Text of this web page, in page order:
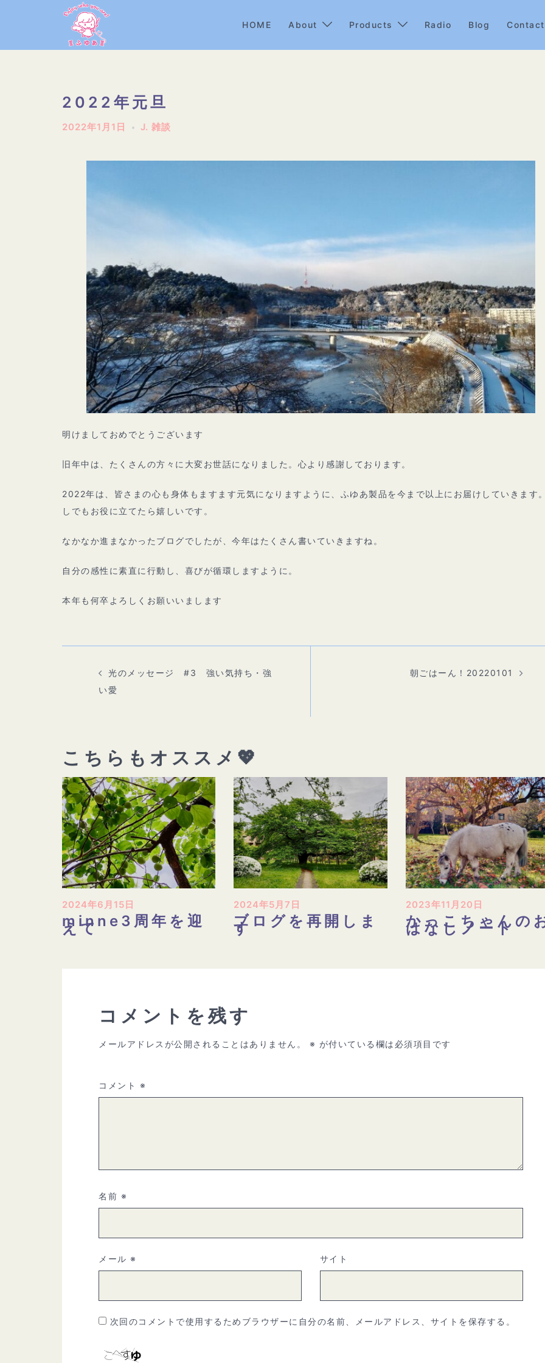
HOME About Products Radio Blog Contact
2022年元旦
2022年1月1日 J. 雑談
明けましておめでとうございます
旧年中は、たくさんの方々に大変お世話になりました。心より感謝しております。
2022年は、皆さまの心も身体もますます元気になりますように、ふゆあ製品を今まで以上にお届けしていきます
しでもお役に立てたら嬉しいです。
なかなか進まなかったブログでしたが、今年はたくさん書いていきますね。
自分の感性に素直に行動し、喜びが循環しますように。
本年も何卒よろしくお願いいまします
投
光のメッセージ #3 強い気持ち・強
い愛
朝ごはーん！20220101
こちらもオススメ💖
2024年6月15日
minne3周年を迎
えて
2024年5月7日
ブログを再開しま
す
2023年11月20日
かっこちゃんの
はなしノート
コメントを残す
メールアドレスが公開されることはありません。 ※ が付いている欄は必須項目です
コメント ※
名前 ※
メール ※ サイト
次回のコメントで使用するためブラウザーに自分の名前、メールアドレス、サイトを保存する。